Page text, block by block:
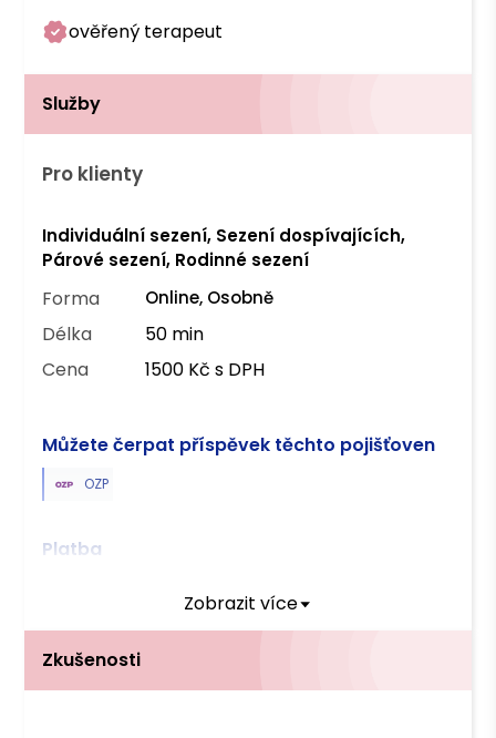
ověřený terapeut
Služby
Pro klienty
Individuální sezení, Sezení dospívajících,
Párové sezení, Rodinné sezení
Forma Online, Osobně
Délka
50 min
Cena
1500 Kč s DPH
Můžete čerpat příspěvek těchto pojišťoven
OZP
Platba
Zobrazit více
Zkušenosti